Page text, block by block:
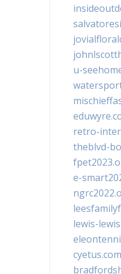
u-
retro-
theblvd-
e-
lewis-
cyetus.com